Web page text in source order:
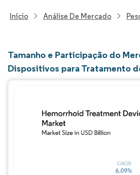
Início Análise De Mercado
Tamanho e Participação do
Dispositivos para Tratamento